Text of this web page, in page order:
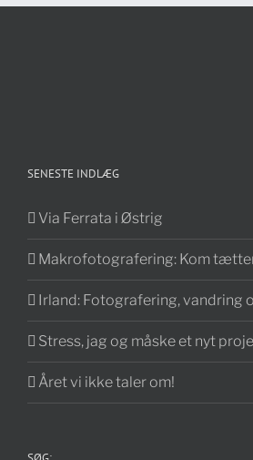
SENESTE INDLÆG
Via Ferrata i Østrig
Makrofotografering: Kom
Irland: Fotografering, vandring
Stress, jag og måske et nyt
Året vi ikke taler om!